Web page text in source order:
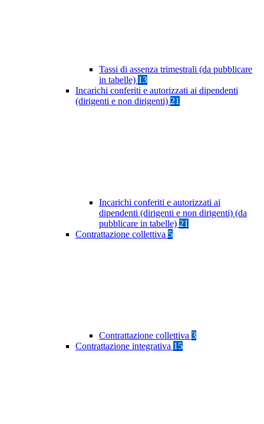
Tassi di assenza trimestrali (da pubblicare
in tabelle) 13
Incarichi conferiti e autorizzati ai dipendenti
(dirigenti e non dirigenti) 21
Incarichi conferiti e autorizzati ai
dipendenti (dirigenti e non dirigenti) (da
pubblicare in tabelle) 21
Contrattazione collettiva 5
Contrattazione collettiva 3
Contrattazione integrativa 15